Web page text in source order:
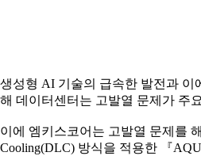
생성형 AI 기술의 급속한 발전과 이
해 데이터센터는 고발열 문제가 주
이에 엠키스코어는 고발열 문제를
Cooling(DLC) 방식을 적용한 『